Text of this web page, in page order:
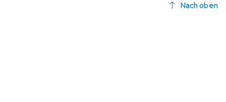
Nach oben